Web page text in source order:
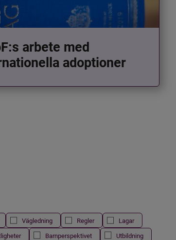
arbete med
adoptioner
Vägledning Regler
Lagar
Barnperspektivet
Utbildning